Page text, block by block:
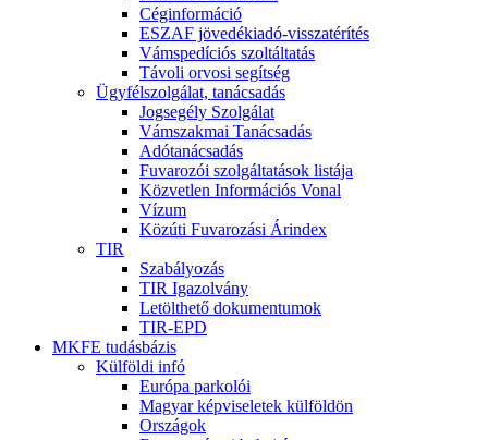
Céginformáció
ESZAF jövedékiadó-visszatérítés
Vámspedíciós szoltáltatás
Távoli orvosi segítség
Ügyfélszolgálat, tanácsadás
Jogsegély Szolgálat
Vámszakmai Tanácsadás
Adótanácsadás
Fuvarozói szolgáltatások listája
Közvetlen Információs Vonal
Vízum
Közúti Fuvarozási Árindex
TIR
Szabályozás
TIR Igazolvány
Letölthető dokumentumok
TIR-EPD
MKFE tudásbázis
Külföldi infó
Európa parkolói
Magyar képviseletek külföldön
Országok